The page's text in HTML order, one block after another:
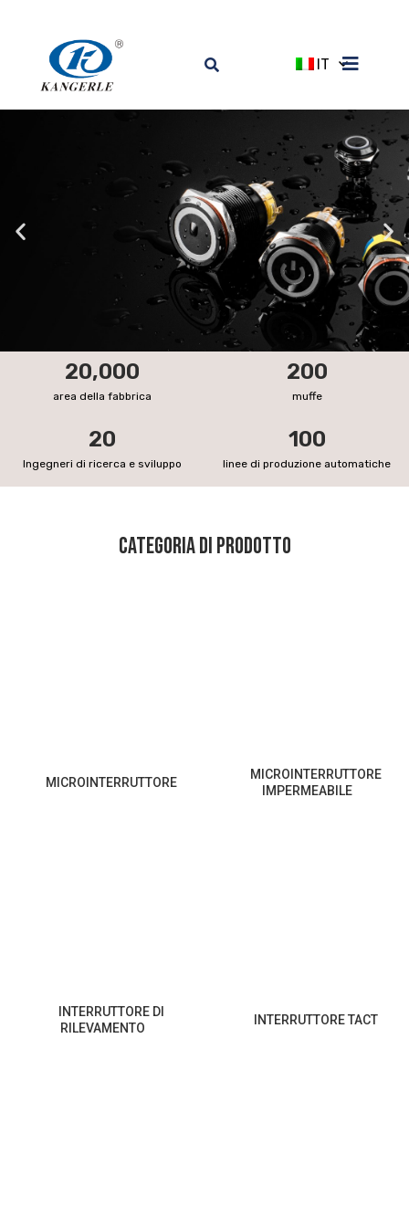
IT
KANGERLE
PULSANTE METALLICO IMPERMEABILE
---·
Φ12mm/Φ16mm/Φ19mm
Φ22mm/Φ25mm/Φ30mm
Altro >
area della fabbrica
20,000
muffe
200
Ingegneri di ricerca e sviluppo
20
linee di produzione automatiche
100
Categoria di prodotto
MICROINTERRUTTORE
MICROINTERRUTTORE
IMPERMEABILE
INTERRUTTORE DI
RILEVAMENTO
INTERRUTTORE TACT